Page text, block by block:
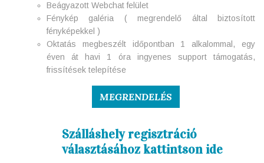
Beágyazott Webchat felület
Fénykép galéria ( megrendelő által biztosított
fényképekkel )
Oktatás megbeszélt időpontban 1 alkalommal, egy
éven át havi 1 óra ingyenes support támogatás,
frissítések telepítése
MEGRENDELÉS
Szálláshely regisztráció
választásához kattintson ide